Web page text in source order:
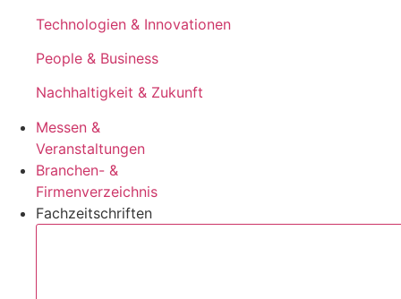
Technologien & Innovationen
People & Business
Nachhaltigkeit & Zukunft
Messen &
Veranstaltungen
Branchen- &
Firmenverzeichnis
Fachzeitschriften